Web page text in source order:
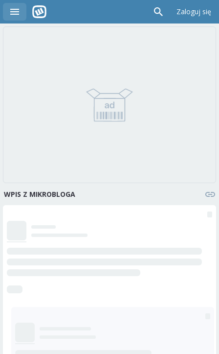
Zaloguj się
WPIS Z MIKROBLOGA